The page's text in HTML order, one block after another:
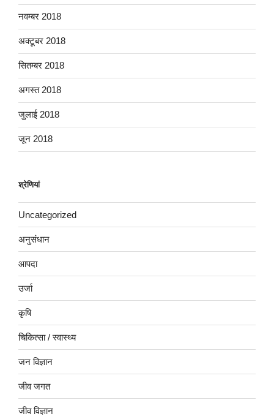
नवम्बर 2018
अक्टूबर 2018
सितम्बर 2018
अगस्त 2018
जुलाई 2018
जून 2018
श्रेणियां
Uncategorized
अनुसंधान
आपदा
उर्जा
कृषि
चिकित्सा / स्वास्थ्य
जन विज्ञान
जीव जगत
जीव विज्ञान